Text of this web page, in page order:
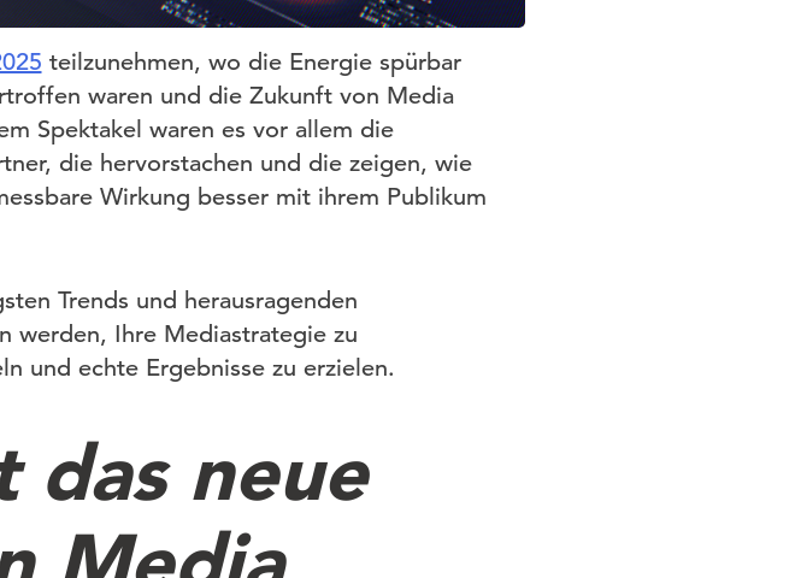
teilzunehmen, wo die Energie spürbar
waren und die Zukunft von Media
Spektakel waren es vor allem die
die hervorstachen und die zeigen, wie
Wirkung besser mit ihrem Publikum
Trends und herausragenden
werden, Ihre Mediastrategie zu
und echte Ergebnisse zu erzielen.
das neue